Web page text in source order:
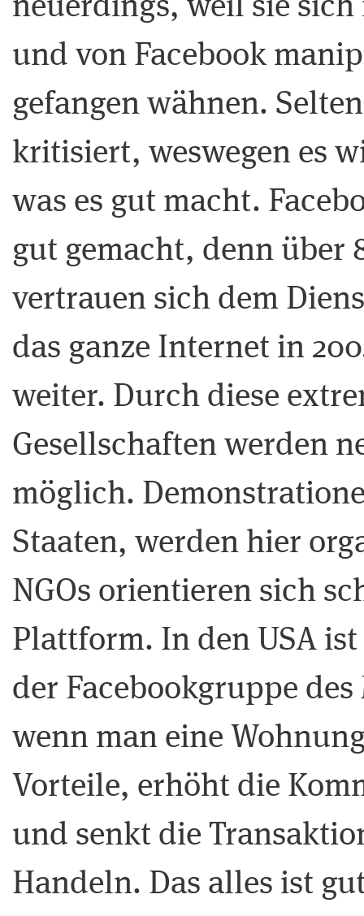
neuerdings, weil sie
und von Facebook
gefangen wähnen.
kritisiert, weswegen es
was es gut macht.
gut gemacht, denn
vertrauen sich dem
das ganze Internet in
weiter. Durch diese
Gesellschaften werden
möglich.
Staaten, werden hier
NGOs orientieren sich
Plattform. In den USA
der Facebookgruppe
wenn man eine
Vorteile, erhöht die
und senkt die
Handeln. Das alles ist